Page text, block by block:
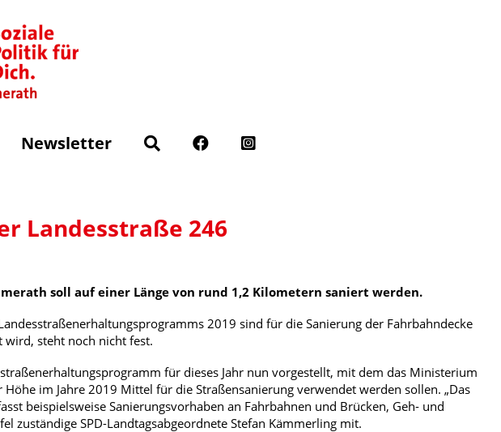
Newsletter
Landesstraße 246
soll auf einer Länge von rund 1,2 Kilometern saniert werden.
2019 sind für die Sanierung der Fahrbahndecke
wird, steht noch nicht fest.
für dieses Jahr nun vorgestellt, mit dem das Ministerium
im Jahre 2019 Mittel für die Straßensanierung verwendet werden sollen. „Das
beispielsweise Sanierungsvorhaben an Fahrbahnen und Brücken, Geh- und
zuständige SPD-Landtagsabgeordnete Stefan Kämmerling mit.